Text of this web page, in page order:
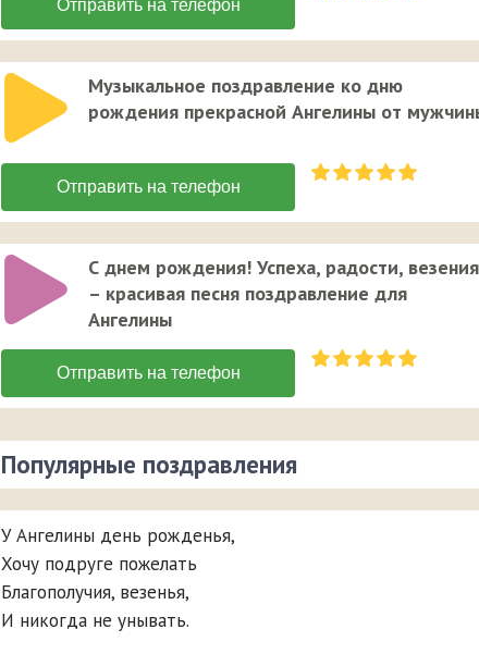
Музыкальное поздравление ко дню
рождения прекрасной Ангелины от
С днем рождения! Успеха, радости,
– красивая песня поздравление для
Ангелины
Популярные поздравления
У Ангелины день рожденья,
Хочу подруге пожелать
Благополучия, везенья,
И никогда не унывать.